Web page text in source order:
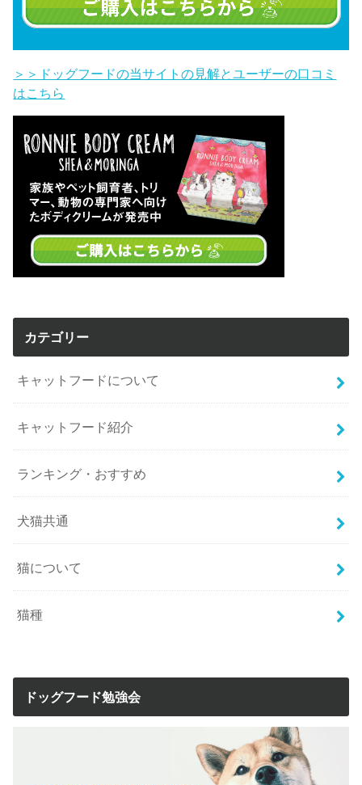
＞＞ドッグフードの当サイトの見解とユーザーの口コミ
はこちら
カテゴリー
キャットフードについて
キャットフード紹介
ランキング・おすすめ
犬猫共通
猫について
猫種
ドッグフード勉強会